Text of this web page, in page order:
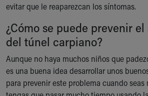
evitar que le reaparezcan los síntomas.
¿Cómo se puede prevenir
del túnel carpiano?
Aunque no haya muchos niños que
es una buena idea desarrollar unos
para prevenir este problema cuando seas